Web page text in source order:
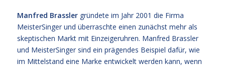
Manfred Brassler gründete im Jahr 2001 die Firma
MeisterSinger und überraschte einen zunächst mehr als
skeptischen Markt mit Einzeigeruhren. Manfred Brassler
und MeisterSinger sind ein prägendes Beispiel dafür, wie
im Mittelstand eine Marke entwickelt werden kann, wenn